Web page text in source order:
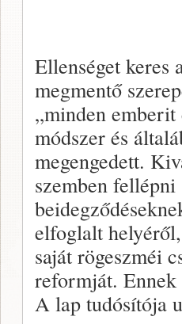
Ellenséget keres
megmentő
„minden
módszer és
megengedett.
szemben
elfoglalt
saját rögeszméi
reformját. Ennek
A lap tudósítója